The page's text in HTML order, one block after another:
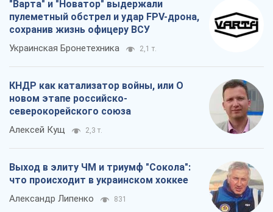
"Варта" и "Новатор" выдержали
пулеметный обстрел и удар FPV-дрона,
сохранив жизнь офицеру ВСУ
Украинская Бронетехника 2,1 т.
КНДР как катализатор войны, или О
новом этапе российско-
северокорейского союза
Алексей Кущ 2,3 т.
Выход в элиту ЧМ и триумф "Сокола":
что происходит в украинском хоккее
Александр Липенко 831